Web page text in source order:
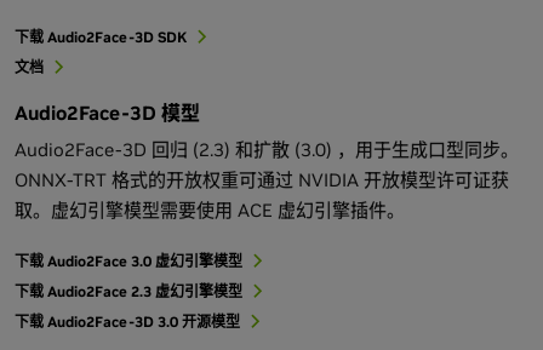
下载 Audio2Face-3D SDK
文档
Audio2Face-3D 模型
Audio2Face-3D 回归 (2.3) 和扩散 (3.0) ，用于生成口型同步。
ONNX-TRT 格式的开放权重可通过 NVIDIA 开放模型许可证获
取。虚幻引擎模型需要使用 ACE 虚幻引擎插件。
下载 Audio2Face 3.0 虚幻引擎模型
下载 Audio2Face 2.3 虚幻引擎模型
下载 Audio2Face-3D 3.0 开源模型